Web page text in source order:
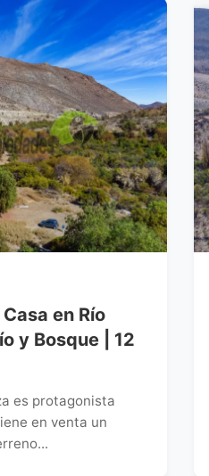
en Río
y Bosque | 12
es protagonista
en venta un